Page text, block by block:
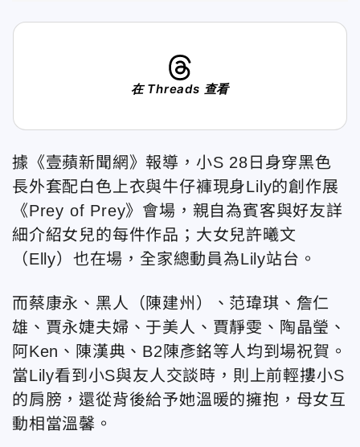
在 Threads 查看
據《壹蘋新聞網》報導，小S 28日 身穿黑色
長外套配白色上衣與牛仔褲現身Lily的創作展
《Prey of Prey》 會場，親自為賓客與好友詳
細介紹女兒的每件作品； 大女兒許曦文
（Elly）也在場，全家總動員為Lily站台。
而蔡康永、 黑人 （ 陳建州 ） 、 范瑋琪、 詹仁
雄、賈永婕夫婦、于美人、 賈靜雯、陶晶瑩、
阿Ken、陳漢典、 B2陳彥銘等人均到場祝賀。
當Lily看到小S與友人交談時，則上前輕摟小S
的肩膀，還從背後給予她溫暖的擁抱，母女互
動相當溫馨 。